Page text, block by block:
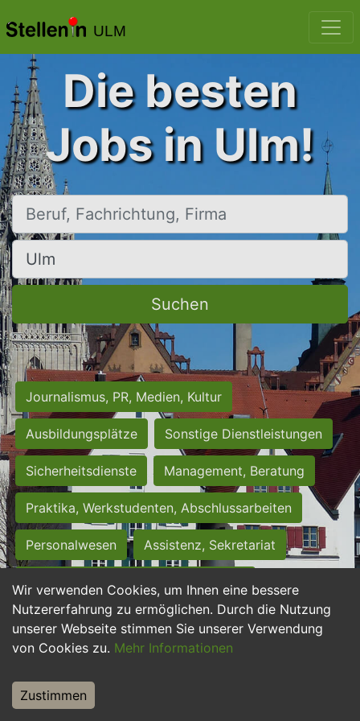
ULM
Wir verwenden Cookies, um Ihnen eine bessere
Nutzererfahrung zu ermöglichen. Durch die Nutzung
unserer Webseite stimmen Sie unserer Verwendung
von Cookies zu. Mehr Informationen
Zustimmen
Die besten
Jobs in Ulm!
Beruf, Fachrichtung, Firma
Ort, Stadt
Suchen
Journalismus, PR, Medien, Kultur
Ausbildungsplätze Sonstige Dienstleistungen
Sicherheitsdienste Management, Beratung
Praktika, Werkstudenten, Abschlussarbeiten
Personalwesen Assistenz, Sekretariat
Hilfskräfte, Aushilfs- und Nebenjobs
Einkauf, Logistik, Materialwirtschaft
Weiterbildung, Studium, duale Ausbildung
Tourismus